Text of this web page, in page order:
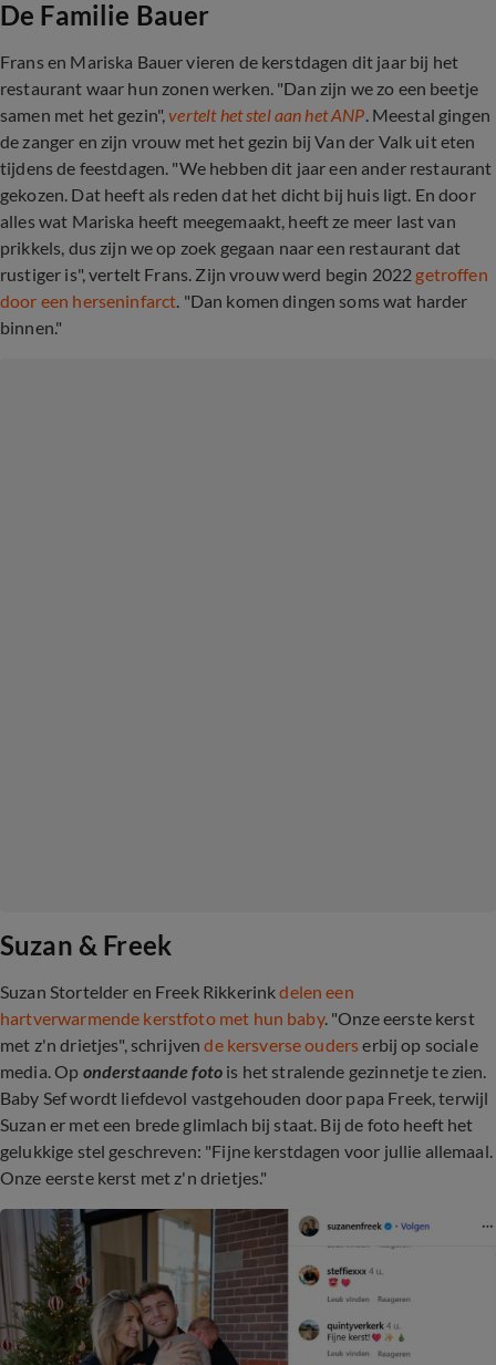
De Familie Bauer
Frans en Mariska Bauer vieren de kerstdagen dit jaar bij het
restaurant waar hun zonen werken. "Dan zijn we zo een beetje
samen met het gezin",vertelt het stel aan het ANP. Meestal gingen
de zanger en zijn vrouw met het gezin bij Van der Valk uit eten
tijdens de feestdagen. "We hebben dit jaar een ander restaurant
gekozen. Dat heeft als reden dat het dicht bij huis ligt. En door
alles wat Mariska heeft meegemaakt, heeft ze meer last van
prikkels, dus zijn we op zoek gegaan naar een restaurant dat
rustiger is", vertelt Frans. Zijn vrouw werd begin 2022 getroffen
door een herseninfarct. "Dan komen dingen soms wat harder
binnen."
Suzan & Freek
Suzan Stortelder en Freek Rikkerinkdelen een
hartverwarmende kerstfoto met hun baby. "Onze eerste kerst
met z'n drietjes", schrijvende kersverse ouderserbij op sociale
media. Op onderstaande foto is het stralende gezinnetje te zien.
Baby Sef wordt liefdevol vastgehouden door papa Freek, terwijl
Suzan er met een brede glimlach bij staat. Bij de foto heeft het
gelukkige stel geschreven: "Fijne kerstdagen voor jullie allemaal.
Onze eerste kerst met z'n drietjes."